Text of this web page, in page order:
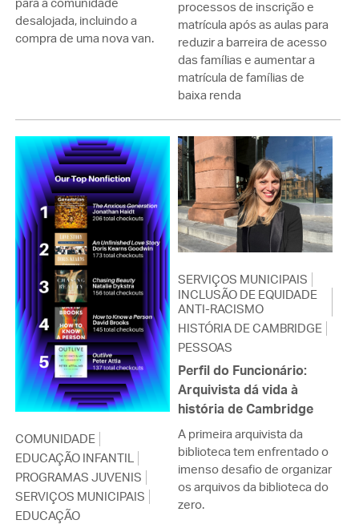
desalojada, incluindo a
compra de uma nova van.
processos de inscrição e
matrícula após as aulas para
reduzir a barreira de acesso
das famílias e aumentar a
matrícula de famílias de
baixa renda
COMUNIDADE
EDUCAÇÃO INFANTIL
PROGRAMAS JUVENIS
SERVIÇOS MUNICIPAIS
EDUCAÇÃO
SERVIÇOS MUNICIPAIS
INCLUSÃO DE EQUIDADE
ANTI-RACISMO
HISTÓRIA DE CAMBRIDGE
PESSOAS
Perfil do Funcionário:
Arquivista dá vida à
história de Cambridge
A primeira arquivista da
biblioteca tem enfrentado o
imenso desafio de organizar
os arquivos da biblioteca do
zero.